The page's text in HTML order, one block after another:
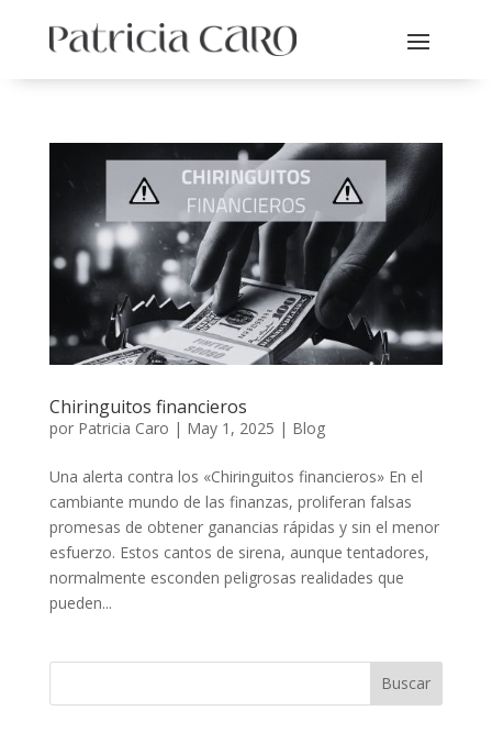
Chiringuitos financieros
por Patricia Caro | May 1, 2025 | Blog
Una alerta contra los «Chiringuitos financieros» En el
cambiante mundo de las finanzas, proliferan falsas
promesas de obtener ganancias rápidas y sin el menor
esfuerzo. Estos cantos de sirena, aunque tentadores,
normalmente esconden peligrosas realidades que
pueden...